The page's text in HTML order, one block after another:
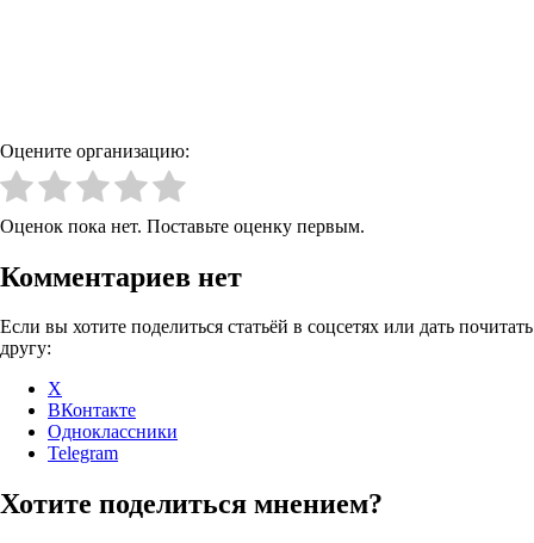
Оцените организацию:
Оценок пока нет. Поставьте оценку первым.
Комментариев нет
Если вы хотите поделиться статьёй в соцсетях или дать почитать
другу:
X
ВКонтакте
Одноклассники
Telegram
Хотите поделиться мнением?